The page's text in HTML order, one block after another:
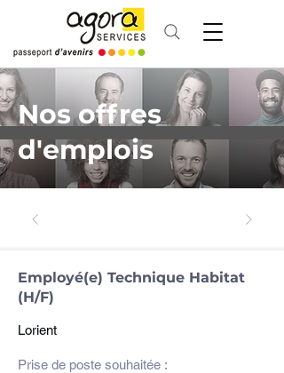
Nos offres
d'emplois
d'emplois ici !
Employé(e) Technique Habitat
(H/F)
Lorient
Prise de poste souhaitée :